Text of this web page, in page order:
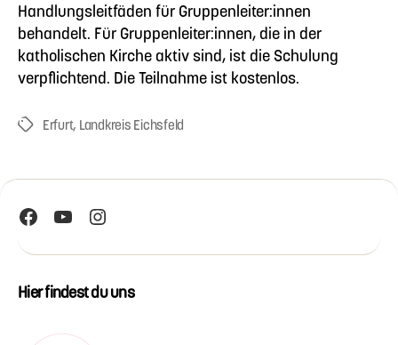
Handlungsleitfäden für Gruppenleiter:innen
behandelt. Für Gruppenleiter:innen, die in der
katholischen Kirche aktiv sind, ist die Schulung
verpflichtend. Die Teilnahme ist kostenlos.
Schlagwörter
Erfurt, Landkreis Eichsfeld
Facebook
YouTubeInstagram
Hier findest du uns